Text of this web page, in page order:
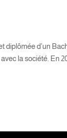
diplômée d’un
la société. En